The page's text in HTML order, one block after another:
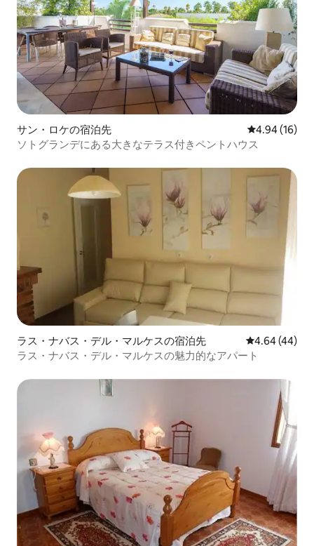
サン・ロケの宿泊先 レビュー16
4.94 (16)
ソトグランデにある大きなテラス付きペントハウス
ラス・ナバス・デル・マルケスの宿泊先 レビュー44
4.64 (44)
ラス・ナバス・デル・マルケスの魅力的なアパート